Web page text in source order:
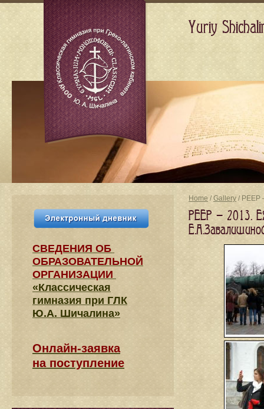
Home / Gallery / PEEP
PEEP — 2013.
СВЕДЕНИЯ​ ОБ
ОБРАЗОВАТЕЛЬНОЙ
ОРГАНИЗАЦИИ
«Классическая
гимназия при ГЛК
Ю.А. Шичалина»
Онлайн-заявка
на поступление
Yuriy